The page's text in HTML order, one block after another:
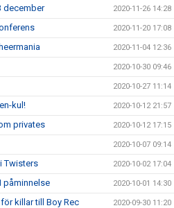
december 2020-11-26 14:28
2020-11-20 17:08
2020-11-04 12:36
2020-10-30 09:46
2020-10-27 11:14
kul! 2020-10-12 21:57
privates 2020-10-12 17:15
2020-10-07 09:14
Twisters 2020-10-02 17:04
påminnelse 2020-10-01 14:30
killar till Boy Rec 2020-09-30 11:20